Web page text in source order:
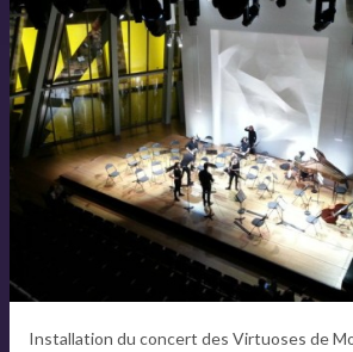
Installation du concert des Virtuoses de